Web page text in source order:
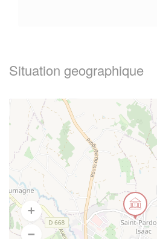
Situation geographique